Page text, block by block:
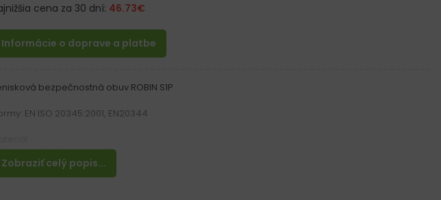
cena za 30 dní: 46.73€
Informácie o doprave a platbe
Zobraziť celý popis...
bezpečnostná obuv ROBIN S1P
EN ISO 20345:2001, EN20344
z textilného materiálu
z dvojitého polyuretánu